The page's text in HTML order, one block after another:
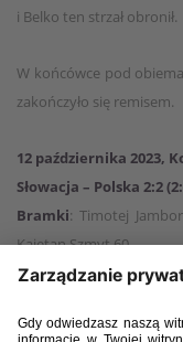
i Belko ten strzał obronił.
W końcówce pod
zakończyło się remisem.
12 października 2023,
Słowacja – Polska 2:2
Bramki: Timotej
Kajetan Szmyt 60
Słowacja: 1. Lubomír
17. Adrian Kapralik,